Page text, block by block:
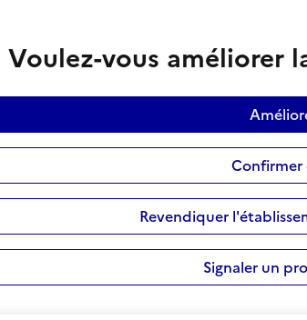
Voulez-vous améliorer
Confirmer
Revendiquer
Signaler un